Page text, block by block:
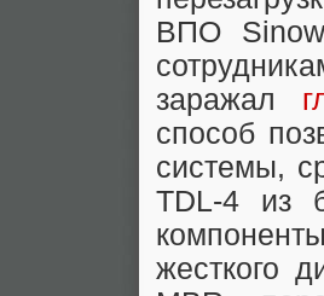
ВПО
заражал
способ
системы,
TDL-4 из
жесткого